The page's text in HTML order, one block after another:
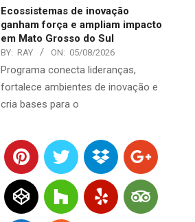
Ecossistemas de inovação
ganham força e ampliam impacto
em Mato Grosso do Sul
BY: RAY ON: 05/08/2026
Programa conecta lideranças,
fortalece ambientes de inovação e
cria bases para o